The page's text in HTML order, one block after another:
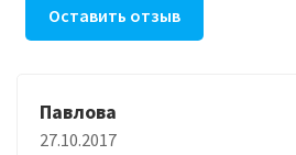
Оставить отзыв
Павлова
27.10.2017